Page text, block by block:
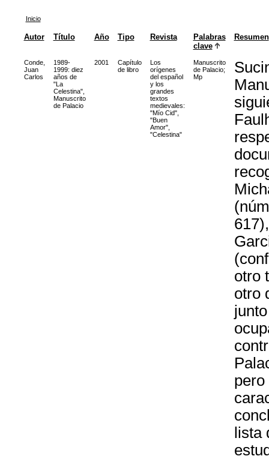
Inicio
Autor Título Año Tipo Revista
Palabras
clave
Resumen
Conde,
Juan
Carlos
1989-
1999: diez
años de
"La
Celestina",
Manuscrito
de Palacio
2001
Capítulo
de libro
Los
orígenes
del español
y los
grandes
textos
medievales:
"Mío Cid",
"Buen
Amor",
"Celestina"
Manuscrito
de Palacio;
Mp
otro
otro
pero
lista